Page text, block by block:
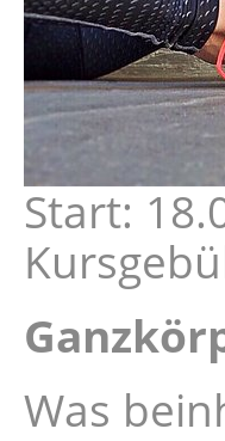
Start:
Was